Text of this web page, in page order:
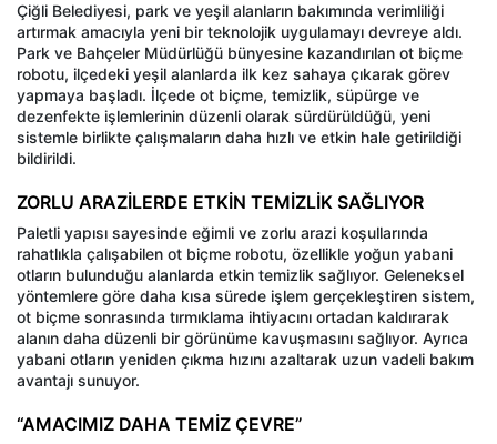
Çiğli Belediyesi, park ve yeşil alanların bakımında verimliliği
artırmak amacıyla yeni bir teknolojik uygulamayı devreye aldı.
Park ve Bahçeler Müdürlüğü bünyesine kazandırılan ot biçme
robotu, ilçedeki yeşil alanlarda ilk kez sahaya çıkarak görev
yapmaya başladı. İlçede ot biçme, temizlik, süpürge ve
dezenfekte işlemlerinin düzenli olarak sürdürüldüğü, yeni
sistemle birlikte çalışmaların daha hızlı ve etkin hale getirildiği
bildirildi.
ZORLU ARAZİLERDE ETKİN TEMİZLİK SAĞLIYOR
Paletli yapısı sayesinde eğimli ve zorlu arazi koşullarında
rahatlıkla çalışabilen ot biçme robotu, özellikle yoğun yabani
otların bulunduğu alanlarda etkin temizlik sağlıyor. Geleneksel
yöntemlere göre daha kısa sürede işlem gerçekleştiren sistem,
ot biçme sonrasında tırmıklama ihtiyacını ortadan kaldırarak
alanın daha düzenli bir görünüme kavuşmasını sağlıyor. Ayrıca
yabani otların yeniden çıkma hızını azaltarak uzun vadeli bakım
avantajı sunuyor.
“AMACIMIZ DAHA TEMİZ ÇEVRE”